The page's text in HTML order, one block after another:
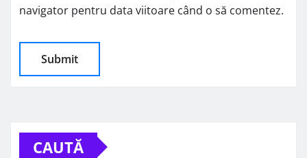
navigator pentru data viitoare când o să comentez.
CAUTĂ